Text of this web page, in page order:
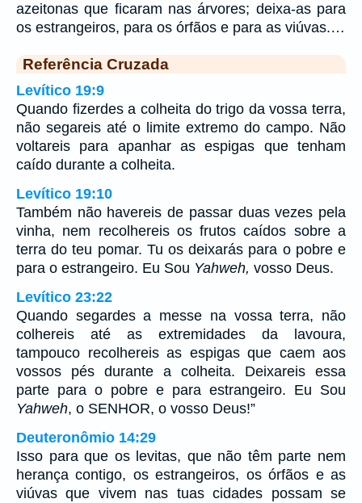
azeitonas que ficaram nas árvores; deixa-as para
os estrangeiros, para os órfãos e para as viúvas.…
Referência Cruzada
Levítico 19:9
Quando fizerdes a colheita do trigo da vossa terra,
não segareis até o limite extremo do campo. Não
voltareis para apanhar as espigas que tenham
caído durante a colheita.
Levítico 19:10
Também não havereis de passar duas vezes pela
vinha, nem recolhereis os frutos caídos sobre a
terra do teu pomar. Tu os deixarás para o pobre e
para o estrangeiro. Eu Sou Yahweh, vosso Deus.
Levítico 23:22
Quando segardes a messe na vossa terra, não
colhereis até as extremidades da lavoura,
tampouco recolhereis as espigas que caem aos
vossos pés durante a colheita. Deixareis essa
parte para o pobre e para estrangeiro. Eu Sou
Yahweh, o SENHOR, o vosso Deus!”
Deuteronômio 14:29
Isso para que os levitas, que não têm parte nem
herança contigo, os estrangeiros, os órfãos e as
viúvas que vivem nas tuas cidades possam se